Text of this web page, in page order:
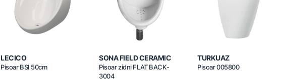
LECICO
Pisoar BSI 50cm
SONA FIELD CERAMIC
Pisoar zidni FLAT BACK-
3004
TURKUAZ
Pisoar 005800